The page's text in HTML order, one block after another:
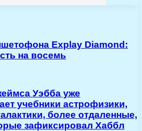
Explay Diamond:
на восемь
Уэбба уже
учебники астрофизики,
более отдаленные,
зафиксировал Хаббл